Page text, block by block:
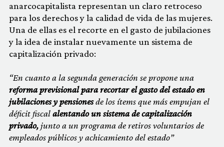
anarcocapitalista representan un claro retroceso
para los derechos y la calidad de vida de las mujeres.
Una de ellas es el recorte en el gasto de jubilaciones
y la idea de instalar nuevamente un sistema de
capitalización privado:
“En cuanto a la segunda generación se propone una
reforma previsional para recortar el gasto del estado en
jubilaciones y pensionesde los ítems que más empujan el
déficit fiscalalentando un sistema de capitalización
privado,junto a un programa de retiros voluntarios de
empleados públicos y achicamiento del estado”